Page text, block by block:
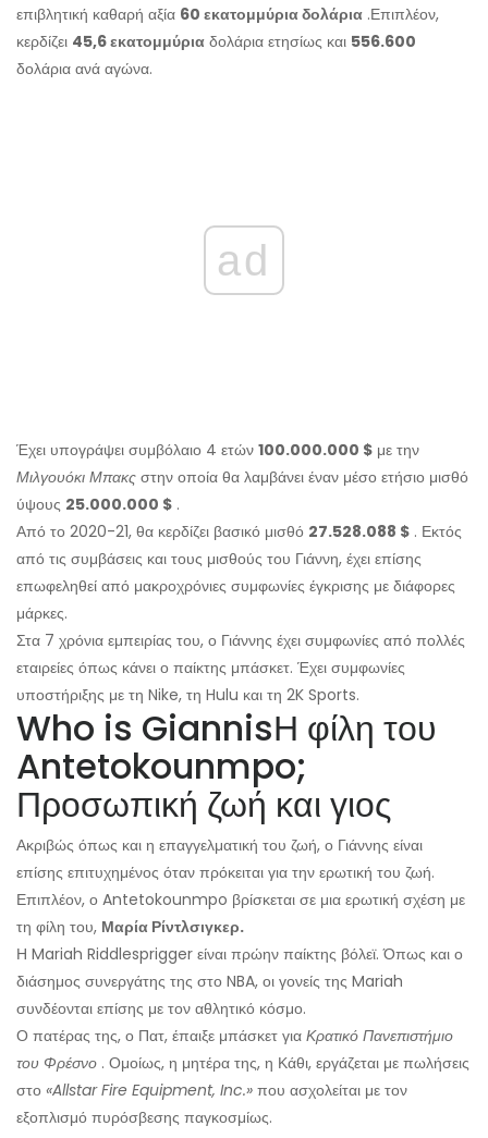
επιβλητική καθαρή αξία 60 εκατομμύρια δολάρια .Επιπλέον,
κερδίζει 45,6 εκατομμύρια δολάρια ετησίως και 556.600
δολάρια ανά αγώνα.
ad
Έχει υπογράψει συμβόλαιο 4 ετών 100.000.000 $ με την
Μιλγουόκι Μπακς στην οποία θα λαμβάνει έναν μέσο ετήσιο μισθό
ύψους 25.000.000 $ .
Από το 2020-21, θα κερδίζει βασικό μισθό 27.528.088 $ . Εκτός
από τις συμβάσεις και τους μισθούς του Γιάννη, έχει επίσης
επωφεληθεί από μακροχρόνιες συμφωνίες έγκρισης με διάφορες
μάρκες.
Στα 7 χρόνια εμπειρίας του, ο Γιάννης έχει συμφωνίες από πολλές
εταιρείες όπως κάνει ο παίκτης μπάσκετ. Έχει συμφωνίες
υποστήριξης με τη Nike, τη Hulu και τη 2K Sports.
Who is GiannisΗ φίλη του
Antetokounmpo;
Προσωπική ζωή και γιος
Ακριβώς όπως και η επαγγελματική του ζωή, ο Γιάννης είναι
επίσης επιτυχημένος όταν πρόκειται για την ερωτική του ζωή.
Επιπλέον, ο Antetokounmpo βρίσκεται σε μια ερωτική σχέση με
τη φίλη του, Μαρία Ρίντλσιγκερ.
Η Mariah Riddlesprigger είναι πρώην παίκτης βόλεϊ. Όπως και ο
διάσημος συνεργάτης της στο NBA, οι γονείς της Mariah
συνδέονται επίσης με τον αθλητικό κόσμο.
Ο πατέρας της, ο Πατ, έπαιξε μπάσκετ για Κρατικό Πανεπιστήμιο
του Φρέσνο . Ομοίως, η μητέρα της, η Κάθι, εργάζεται με πωλήσεις
στο «Allstar Fire Equipment, Inc.» που ασχολείται με τον
εξοπλισμό πυρόσβεσης παγκοσμίως.